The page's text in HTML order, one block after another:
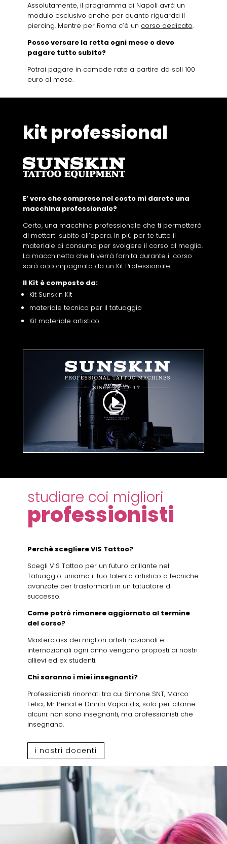
Assolutamente, il programma di Napoli avrà un
modulo esclusivo anche per quanto riguarda il
piercing. Mentre per Roma c’è un corso dedicato.
Posso versare la retta ogni mese o devo
pagare tutto subito?
Potrai pagare in comode rate a partire da soli 100
euro al mese.
kit professional
E’ vero che compreso nel costo mi darete una
macchina professionale?
Certo, una macchina professionale che ti permetterà
di metterti subito all’opera. In più per te tutto il
materiale di consumo per svolgere il corso al meglio.
La macchinetta che ti verrà fornita durante il corso
sarà accompagnata da un Kit Professionale.
Il Kit è composto da:
Kit Sunskin Kit
materiale tecnico per il tatuaggio
Kit materiale artistico
studiare coi migliori
professionisti
Perchè scegliere VIS Tattoo?
Scegli VIS Tattoo per un futuro brillante nel
Tatuaggio: uniamo il tuo talento artistico a tecniche
avanzate per trasformarti in un tatuatore di
successo.
Come potrò rimanere aggiornato al termine
del corso?
Masterclass dei migliori artisti nazionali e
internazionali ogni anno vengono proposti ai nostri
allievi ed ex studenti.
Chi saranno i miei insegnanti?
Professionisti rinomati tra cui Simone SNT, Marco
Felici, Mr Pencil e Dimitri Vaporidis, solo per citarne
alcuni: non sono insegnanti, ma professionisti che
insegnano.
i nostri docenti